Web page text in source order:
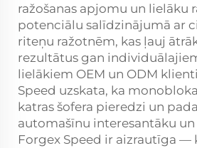
ražošanas apjomu un lielāku
potenciālu salīdzinājumā ar
riteņu ražotnēm, kas ļauj
rezultātus gan
lielākiem OEM un ODM
Speed uzskata, ka
katras šofera pieredzi un
automašīnu interesantāku
Forgex Speed ir aizrautīga —